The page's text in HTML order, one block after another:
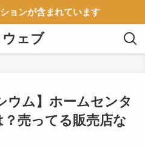
ョンが含まれています
ェブ
ウム】ホームセンタ
？売ってる販売店な